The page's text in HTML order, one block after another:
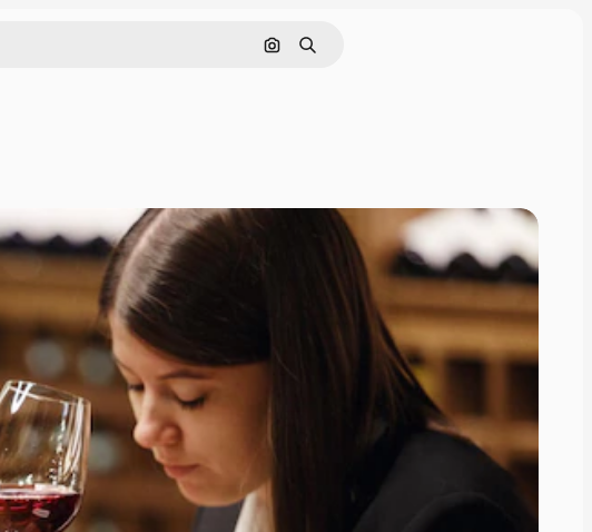
Поиск по изображению
Поиск